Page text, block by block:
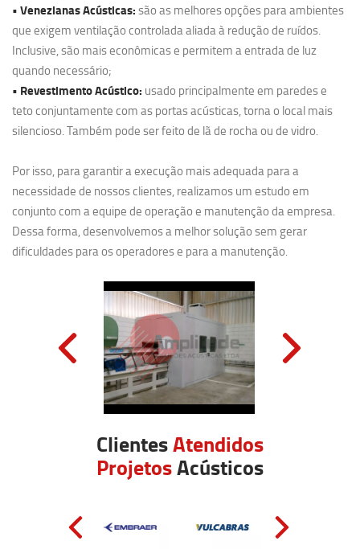
• Venezianas Acústicas:são as melhores opções para ambientes
que exigem ventilação controlada aliada à redução de ruídos.
Inclusive, são mais econômicas e permitem a entrada de luz
quando necessário;
• Revestimento Acústico: usado principalmente em paredes e
teto conjuntamente com as portas acústicas, torna o local mais
silencioso. Também pode ser feito de lã de rocha ou de vidro.
Por isso, para garantir a execução mais adequada para a
necessidade de nossos clientes, realizamos um estudo em
conjunto com a equipe de operação e manutenção da empresa.
Dessa forma, desenvolvemos a melhor solução sem gerar
dificuldades para os operadores e para a manutenção.
ClientesAtendidos
ProjetosAcústicos